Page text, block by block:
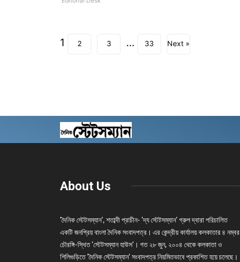
1 2 3 … 33 Next »
About Us
'দৈনিক স্টেটসম্যান', শতাব্দী প্রাচীন- 'দ্য স্টেটসম্যান' গ্রুপ দ্বারা পরিচালিত
একটি জনপ্রিয় বাংলা দৈনিক সংবাদপত্র। এর কেন্দ্রীয় কার্যালয় কলকাতার ৪ নম্বর
চৌরঙ্গি-স্থিত 'স্টেটসম্যান হাউস'। গত ২৮ জুন, ২০০৪ থেকে কলকাতা ও
শিলিগুড়িতে 'দৈনিক স্টেটসম্যান' সংবাদপত্র নিয়মিতভাবে প্রকাশিত হয়ে চলেছে।